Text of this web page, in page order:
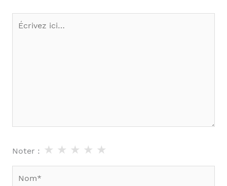
Écrivez
ici…
Noter : ★
★
★
★
★